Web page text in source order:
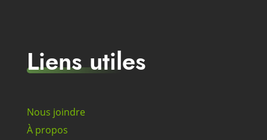
Liens utiles
Nous joindre
À propos